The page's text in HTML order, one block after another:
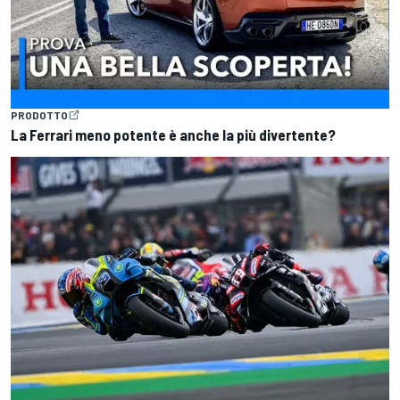
PRODOTTO
La Ferrari meno potente è anche la più divertente?